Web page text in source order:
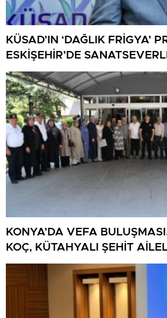
KÜSAD’IN ‘DAĞLIK FRİGYA’
ESKİŞEHİR’DE
BULUŞUYOR
KONYA’DA VEFA
KOÇ, KÜTAHYALI ŞEHİT
GAZİLERİ AĞIRLADI